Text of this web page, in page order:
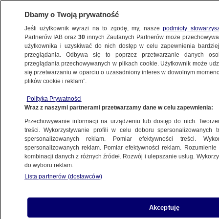
USA
"Kreml zdobył kolejny przyczółek"
ŚWIAT
Wpadka Donalda Trumpa. Mówił
o wyborach, których nie było
ŚWIAT
Śpiewał, że "chce być miliarderem",
milionów dolarów
Dbamy o Twoją prywatność
Jeśli użytkownik wyrazi na to zgodę, my, naszepodmioty
Partnerów IAB oraz30 innych Zaufanych Partnerów może
użytkownika i uzyskiwać do nich dostęp w celu zapewnienia
przeglądania. Odbywa się to poprzez przetwarzanie danych
przeglądania przechowywanych w plikach cookie. Użytkownik może
się przetwarzaniu w oparciu o uzasadniony interes w dowolnym
plików cookie i reklam”.
Polityka Prywatności
Wraz z naszymi partnerami przetwarzamy dane w celu zapewnienia:
Przechowywanie informacji na urządzeniu lub dostęp do nich.
treści. Wykorzystywanie profili w celu doboru spersonalizowanych
spersonalizowanych reklam. Pomiar efektywności treści.
spersonalizowanych reklam. Pomiar efektywności reklam.
kombinacji danych z różnych źródeł. Rozwój i ulepszanie usług.
do wyboru reklam.
Lista partnerów (dostawców)
Akceptuję